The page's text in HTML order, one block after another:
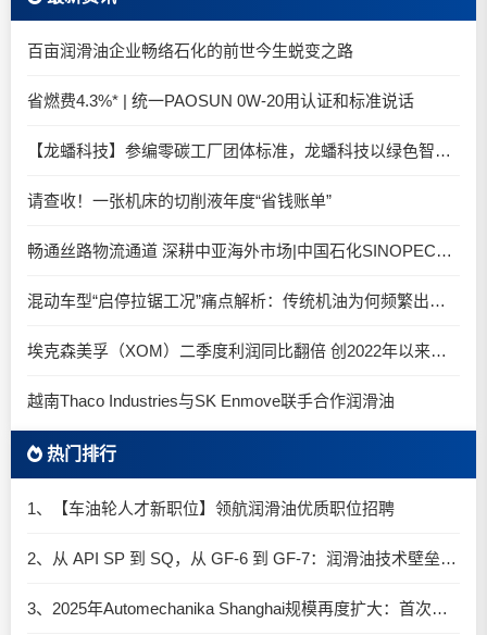
百亩润滑油企业畅络石化的前世今生蜕变之路
省燃费4.3%* | 统一PAOSUN 0W-20用认证和标准说话
【龙蟠科技】参编零碳工厂团体标准，龙蟠科技以绿色智造锚定零碳未来
请查收！一张机床的切削液年度“省钱账单”
畅通丝路物流通道 深耕中亚海外市场|中国石化SINOPEC润滑油北京-阿拉木图图定班列顺利抵达
混动车型“启停拉锯工况”痛点解析：传统机油为何频繁出现油泥堆积？
埃克森美孚（XOM）二季度利润同比翻倍 创2022年以来新高
越南Thaco Industries与SK Enmove联手合作润滑油
热门排行
1、【车油轮人才新职位】领航润滑油优质职位招聘
2、从 API SP 到 SQ，从 GF-6 到 GF-7：润滑油技术壁垒再升高，你准备好了吗？
3、2025年Automechanika Shanghai规模再度扩大：首次启用国家会展中心（上海）全部15个展馆